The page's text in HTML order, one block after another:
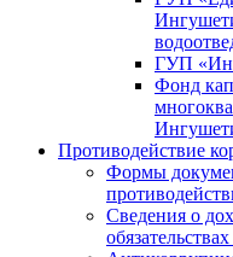
ГУП
Фонд
Противодействие
Формы
Сведения о